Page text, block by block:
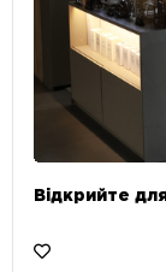
Відкрийте